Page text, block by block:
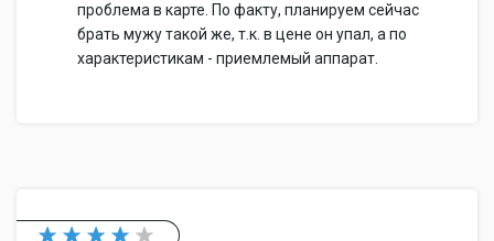
проблема в карте. По факту, планируем сейчас
брать мужу такой же, т.к. в цене он упал, а по
характеристикам - приемлемый аппарат.